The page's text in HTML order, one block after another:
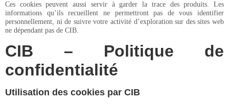
Ces cookies peuvent aussi servir à garder la trace des produits. Les
informations qu’ils recueillent ne permettront pas de vous identifier
personnellement, ni de suivre votre activité d’exploration sur des sites web
ne dépendant pas de CIB.
CIB – Politique de
confidentialité
Utilisation des cookies par CIB